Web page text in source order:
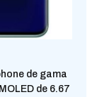
de gama
de 6.67